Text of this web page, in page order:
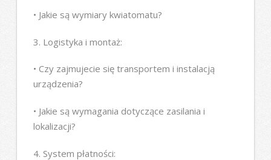
• Jakie są wymiary kwiatomatu?
3. Logistyka i montaż:
• Czy zajmujecie się transportem i instalacją
urządzenia?
• Jakie są wymagania dotyczące zasilania i
lokalizacji?
4. System płatności: